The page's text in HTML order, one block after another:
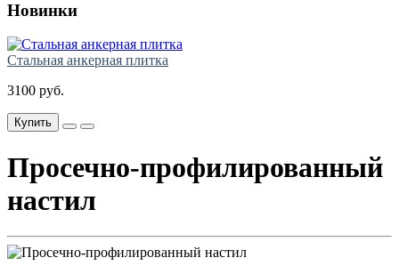
Новинки
Стальная анкерная плитка
3100 руб.
Купить
Просечно-профилированный
настил